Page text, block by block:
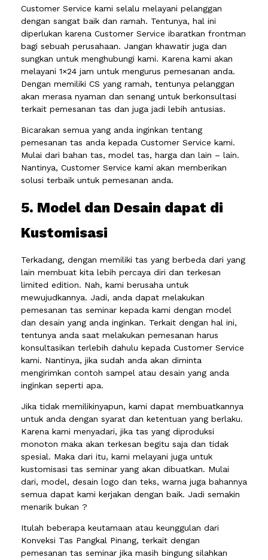
Customer Service kami selalu melayani pelanggan
dengan sangat baik dan ramah. Tentunya, hal ini
diperlukan karena Customer Service ibaratkan frontman
bagi sebuah perusahaan. Jangan khawatir juga dan
sungkan untuk menghubungi kami. Karena kami akan
melayani 1×24 jam untuk mengurus pemesanan anda.
Dengan memiliki CS yang ramah, tentunya pelanggan
akan merasa nyaman dan senang untuk berkonsultasi
terkait pemesanan tas dan juga jadi lebih antusias.
Bicarakan semua yang anda inginkan tentang
pemesanan tas anda kepada Customer Service kami.
Mulai dari bahan tas, model tas, harga dan lain – lain.
Nantinya, Customer Service kami akan memberikan
solusi terbaik untuk pemesanan anda.
5. Model dan Desain dapat di
Kustomisasi
Terkadang, dengan memiliki tas yang berbeda dari yang
lain membuat kita lebih percaya diri dan terkesan
limited edition. Nah, kami berusaha untuk
mewujudkannya. Jadi, anda dapat melakukan
pemesanan tas seminar kepada kami dengan model
dan desain yang anda inginkan. Terkait dengan hal ini,
tentunya anda saat melakukan pemesanan harus
konsultasikan terlebih dahulu kepada Customer Service
kami. Nantinya, jika sudah anda akan diminta
mengirimkan contoh sampel atau desain yang anda
inginkan seperti apa.
Jika tidak memilikinyapun, kami dapat membuatkannya
untuk anda dengan syarat dan ketentuan yang berlaku.
Karena kami menyadari, jika tas yang diproduksi
monoton maka akan terkesan begitu saja dan tidak
spesial. Maka dari itu, kami melayani juga untuk
kustomisasi tas seminar yang akan dibuatkan. Mulai
dari, model, desain logo dan teks, warna juga bahannya
semua dapat kami kerjakan dengan baik. Jadi semakin
menarik bukan ?
Itulah beberapa keutamaan atau keunggulan dari
Konveksi Tas Pangkal Pinang, terkait dengan
pemesanan tas seminar jika masih bingung silahkan